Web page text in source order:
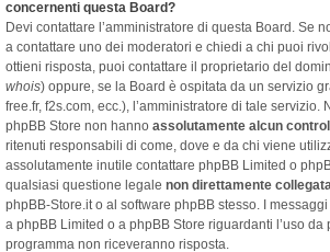
concernenti questa Board?
Devi contattare l’amministratore di questa Board. Se
a contattare uno dei moderatori e chiedi a chi puoi
ottieni risposta, puoi contattare il proprietario del
whois) oppure, se la Board è ospitata da un servizio
free.fr, f2s.com, ecc.), l’amministratore di tale servizio.
phpBB Store non hanno assolutamente alcun
ritenuti responsabili di come, dove e da chi viene
assolutamente inutile contattare phpBB Limited o
qualsiasi questione legale non direttamente
phpBB-Store.it o al software phpBB stesso. I
a phpBB Limited o a phpBB Store riguardanti l’uso da
programma non riceveranno risposta.